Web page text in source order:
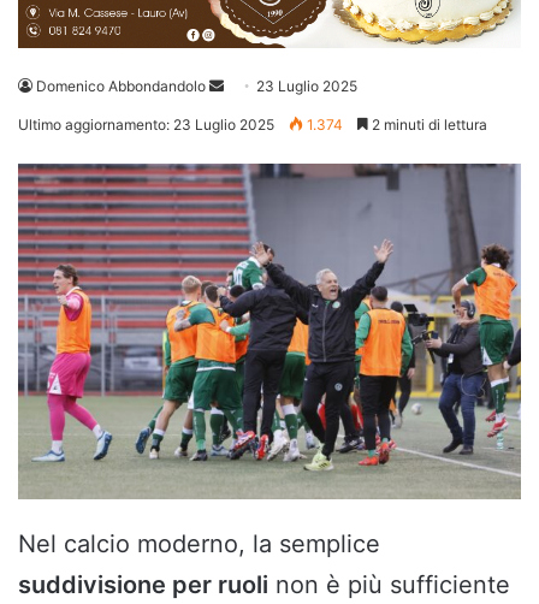
Domenico Abbondandolo
Invia 23 Luglio 2025
Ultimo aggiornamento: 23 Luglio 2025 1.374 2 minuti di lettura
Nel calcio moderno, la semplice
suddivisione per ruoli non è più sufficiente